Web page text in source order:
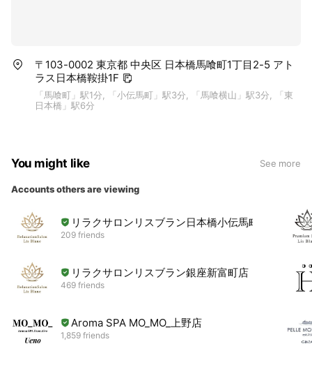
〒103-0002 東京都 中央区 日本橋馬喰町1丁目2-5 アト
ラス日本橋鞍掛1F
「馬喰町」駅1分, 「小伝馬町」駅3分, 「馬喰横山」駅3分, 「東
日本橋」駅6分
You might like See more
Accounts others are viewing
リラクサロンリスブラン日本橋小伝馬町店
209 friends
リラクサロンリスブラン銀座新富町店
469 friends
Aroma SPA MO_MO_上野店
1,859 friends